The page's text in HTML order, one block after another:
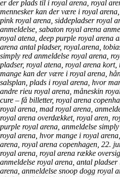
er der plads til i royal arena, royal
mennesker kan der være i royal
pink royal arena, siddepladser royal
anmeldelse, sabaton royal arena
royal atena, deep purple royal arena
arena antal pladser, royal.arena,
simply red anmeldelse royal arena,
pladser, royal atena, royal arena
mange kan der være i royal arena,
salsplan, plads i royal arena, hvor
andre rieu royal arena, måneskin
cure – få billetter, royal arena
royal arena, mad royal arena,
royal arena overdækket, royal aren,
purple royal arena, anmeldelse
royal arena, hvor mange i royal
arena, royal arena copenhagen, 22.
royal arena, royal arena række
anmeldelse royal arena, antal
arena, anmeldelse snoop dogg royal